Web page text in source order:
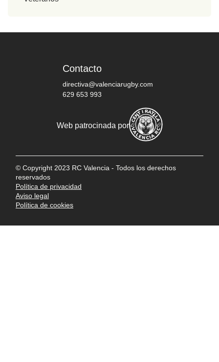
Contacto
directiva@valenciarugby.com
629 653 993
Web patrocinada por
© Copyright 2023 RC Valencia - Todos los derechos
reservados
Política de privacidad
Aviso legal
Política de cookies